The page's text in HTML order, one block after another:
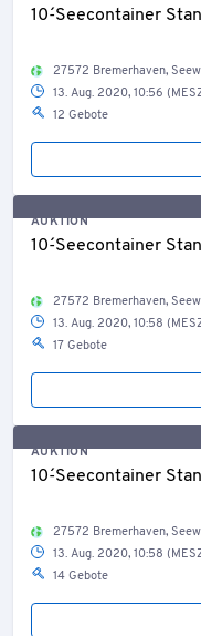
10´-Seecontainer
27572 Bremerhaven, Seewindstr.
13. Aug. 2020, 10:56
12 Gebote
AUKTION
10´-Seecontainer
27572 Bremerhaven, Seewindstr.
13. Aug. 2020, 10:58
17 Gebote
AUKTION
10´-Seecontainer
27572 Bremerhaven, Seewindstr.
13. Aug. 2020, 10:58
14 Gebote